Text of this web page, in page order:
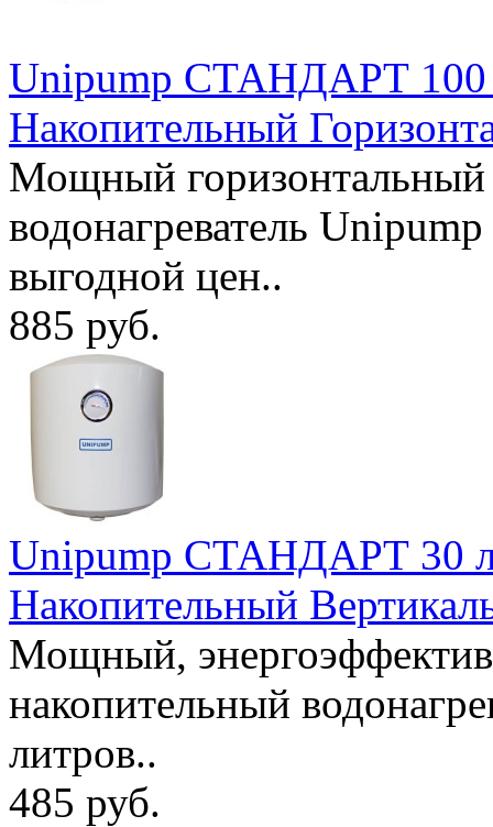
Unipump СТАНДАРТ 100
Накопительный
Мощный горизонтальный
водонагреватель
выгодной цен..
885 руб.
Unipump СТАНДАРТ 30
Накопительный
Мощный,
накопительный
литров..
485 руб.